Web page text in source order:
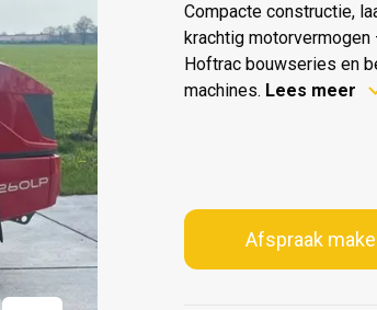
Compacte constructie,
krachtig
Hoftrac bouwseries en
machines. Lees meer
Afspraak